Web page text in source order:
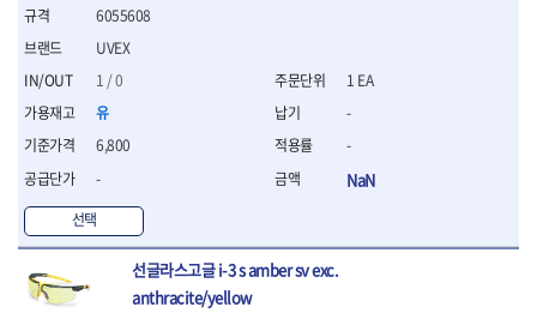
- 사각비트
- 토크드라이버
- 임팩포지비트소켓
플라이어,몽키,스패너
- 뻰치
- 니퍼
- 롱노우즈
- 스냅링플라이어
- 그룹조인트플라이어
UVEX
1 / 0
유
6,800
-
선택
6055608
1 EA
-
-
NaN
선글라스고글 i-3 s amber sv exc.
anthracite/yellow